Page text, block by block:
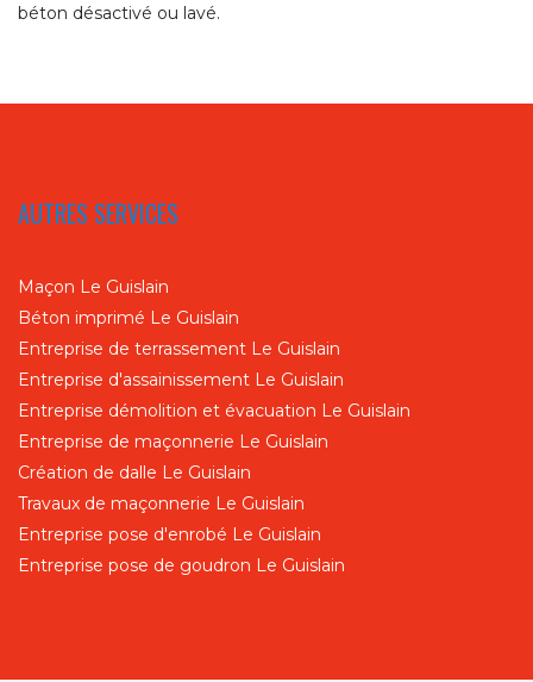
béton désactivé ou lavé.
AUTRES SERVICES
Maçon Le Guislain
Béton imprimé Le Guislain
Entreprise de terrassement Le Guislain
Entreprise d'assainissement Le Guislain
Entreprise démolition et évacuation Le Guislain
Entreprise de maçonnerie Le Guislain
Création de dalle Le Guislain
Travaux de maçonnerie Le Guislain
Entreprise pose d'enrobé Le Guislain
Entreprise pose de goudron Le Guislain